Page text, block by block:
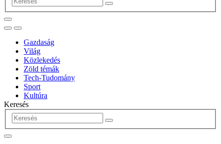
Gazdaság
Világ
Közlekedés
Zöld témák
Tech-Tudomány
Sport
Kultúra
Keresés